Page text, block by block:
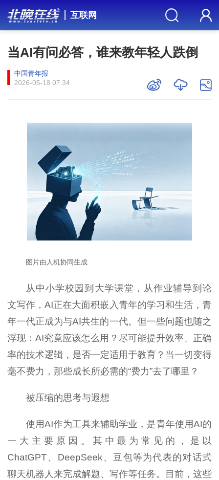
互联网
当AI有问必答，谁来教年轻人跌倒
中国青年报
2026-05-18 07:34
图片由人机协同生成
从中小学校园到大学课堂，从作业辅导到论
文写作，AI正在大面积嵌入青年的学习和生活，青
年一代正成为与AI共生的一代。但一些问题也随之
浮现：AI究竟应该怎么用？尽可能提升效率、正确
率的技术逻辑，是否一定适用于教育？当一切变得
毫不费力，那些成长所必需的“费力”去了哪里？
被压缩的思考与遐想
使用AI作为工具来辅助学业，是青年使用AI的
一大主要原因。其中最为常见的，是以
ChatGPT、DeepSeek、豆包等为代表的对话式
聊天机器人来完成解题、写作等任务。目前，这些